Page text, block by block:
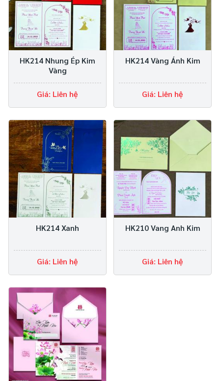
HK214 Nhung Ép Kim
Vàng
Giá: Liên hệ
HK214 Vàng Ánh Kim
Giá: Liên hệ
HK214 Xanh
Giá: Liên hệ
HK210 Vang Anh Kim
Giá: Liên hệ